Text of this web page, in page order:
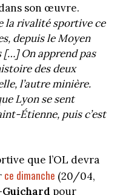
son œuvre.
la rivalité sportive ce
depuis le Moyen
[…] On apprend pas
des deux
l’autre minière.
Lyon se sent
Étienne, puis c’est
que l’OL devra
ce dimanche (20/04,
pour